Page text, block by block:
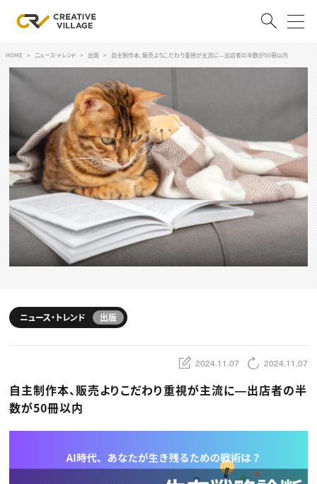
ログイン
RECRUIT
クリエイター求人を探す
CREATIVE JOB求人検索
特集求人
採用説明会
転職支援サービス
CONTENTS
スキルアップしたい！
プログラミング
動画配信・映像制作
編集・ライティング
マーケティング
TOP Creator’s コラム トップ
Webクリエイター
アプリクリエイター
クリエイターインタビュー
C＆R Magazine
ニュース・トレンド トップ
Web
映像
ゲーム・エンタメ
CREATIVE VILLAGEからのお知らせ
HOME ニュース・トレンド 出版 自主制作本、販売よりこだわり重視が主流に―出店者の半数が50冊以内
ニュース・トレンド 出版
2024.11.07 2024.11.07
自主制作本、販売よりこだわり重視が主流に―出店者の半
数が50冊以内